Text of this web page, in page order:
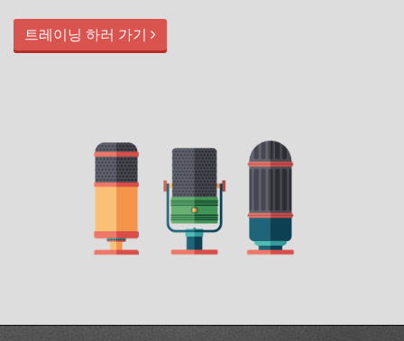
트레이닝 하러 가기